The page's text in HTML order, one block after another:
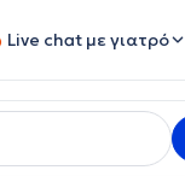
Live chat με γιατρό